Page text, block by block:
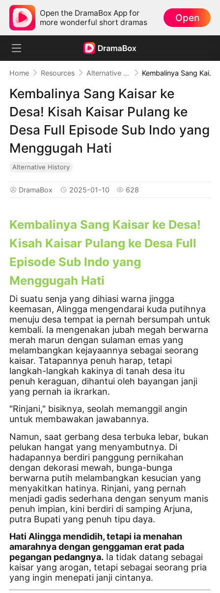
Open the DramaBox App for
more wonderful short dramas
Open
Home Resources Alternative History Kembalinya Sang Kaisar ke Desa! Kisah Kaisar Pulang ke Desa Full Episode Sub Indo yang Menggugah Hati
Kembalinya Sang Kaisar ke
Desa! Kisah Kaisar Pulang ke
Desa Full Episode Sub Indo yang
Menggugah Hati
Alternative History
DramaBox 2025-01-10 628
Kembalinya Sang Kaisar ke Desa!
Kisah Kaisar Pulang ke Desa Full
Episode Sub Indo yang
Menggugah Hati
Di suatu senja yang dihiasi warna jingga
keemasan, Alingga mengendarai kuda putihnya
menuju desa tempat ia pernah bersumpah untuk
kembali. Ia mengenakan jubah megah berwarna
merah marun dengan sulaman emas yang
melambangkan kejayaannya sebagai seorang
kaisar. Tatapannya penuh harap, tetapi
langkah-langkah kakinya di tanah desa itu
penuh keraguan, dihantui oleh bayangan janji
yang pernah ia ikrarkan.
"Rinjani," bisiknya, seolah memanggil angin
untuk membawakan jawabannya.
Namun, saat gerbang desa terbuka lebar, bukan
pelukan hangat yang menyambutnya. Di
hadapannya berdiri panggung pernikahan
dengan dekorasi mewah, bunga-bunga
berwarna putih melambangkan kesucian yang
menyakitkan hatinya. Rinjani, yang pernah
menjadi gadis sederhana dengan senyum manis
penuh impian, kini berdiri di samping Arjuna,
putra Bupati yang penuh tipu daya.
Hati Alingga mendidih, tetapi ia menahan
amarahnya dengan genggaman erat pada
pegangan pedangnya. Ia tidak datang sebagai
kaisar yang arogan, tetapi sebagai seorang pria
yang ingin menepati janji cintanya.